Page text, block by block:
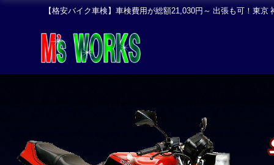
【格安バイク車検】車検費用が総額21,030円～ 出張も可！東京